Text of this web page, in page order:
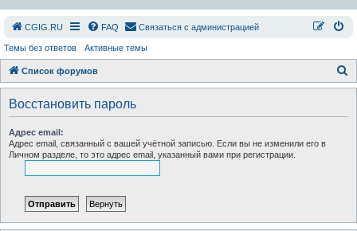
СGIG.RU FAQ Связаться с администрацией
Темы без ответов Активные темы
Список форумов
о
Восстановить пароль
Адрес email:
Адрес email, связанный с вашей учётной записью. Если вы не изменили его в
Личном разделе, то это адрес email, указанный вами при регистрации.